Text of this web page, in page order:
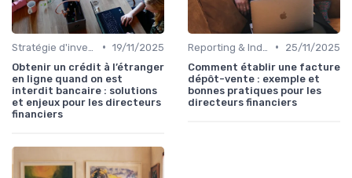
• 19/11/2025
Obtenir un crédit à l’étranger
en ligne quand on est
interdit bancaire : solutions
et enjeux pour les directeurs
financiers
•
25/11/2025
Comment établir une facture
dépôt-vente : exemple et
bonnes pratiques pour les
directeurs financiers